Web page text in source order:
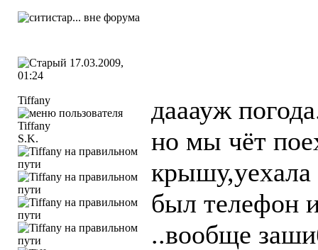
17.03.2009,
01:24
Tiffany
S.K.
дааауж
но мы чёт
крышу,уехала
был телефон
..вообще